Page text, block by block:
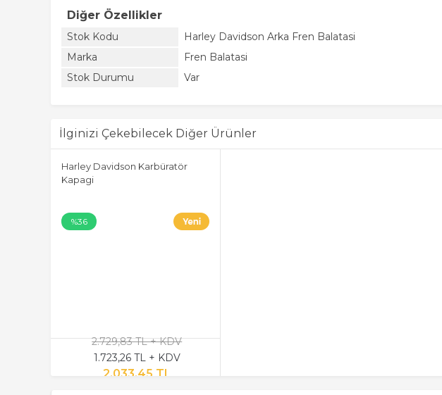
Diğer Özellikler
Stok Kodu
Harley Davidson Arka Fren Balatasi
Marka
Fren Balatasi
Stok Durumu
Var
İlginizi Çekebilecek Diğer Ürünler
Harley Davidson Karbüratör
Kapagi
%36
2.729,83 TL + KDV
1.723,26 TL + KDV
2.033,45 TL